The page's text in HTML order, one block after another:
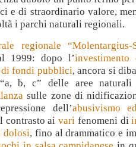
e di straordinario valore,
i parchi naturali regionali.
regionale “Molentargius-
1999: dopo l’
fondi pubblici, ancora si
b, c” delle aree naturali
sulle zone di
dell’abusivismo
contrasto ai vari fenomeni di
dolosi, fino al drammatico e